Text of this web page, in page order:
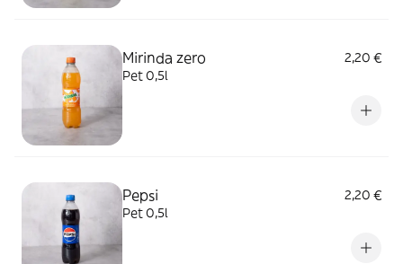
Mirinda zero
2,20 €
Pet 0,5l
Pepsi
2,20 €
Pet 0,5l